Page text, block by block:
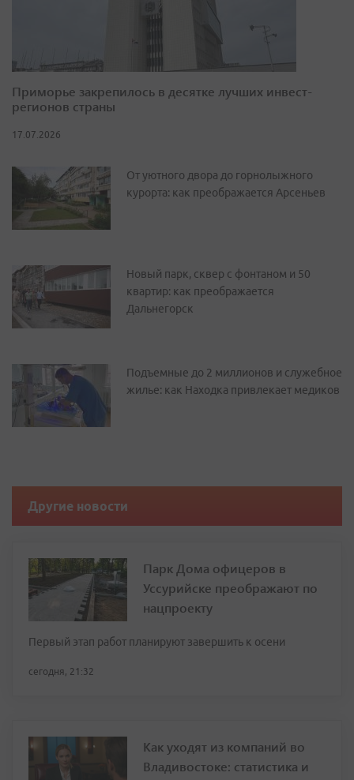
Приморье закрепилось в десятке лучших инвест-
регионов страны
17.07.2026
От уютного двора до горнолыжного
курорта: как преображается Арсеньев
Новый парк, сквер с фонтаном и 50
квартир: как преображается
Дальнегорск
Подъемные до 2 миллионов и служебное
жилье: как Находка привлекает медиков
Другие новости
Парк Дома офицеров в
Уссурийске преображают по
нацпроекту
Первый этап работ планируют завершить к осени
сегодня, 21:32
Как уходят из компаний во
Владивостоке: статистика и